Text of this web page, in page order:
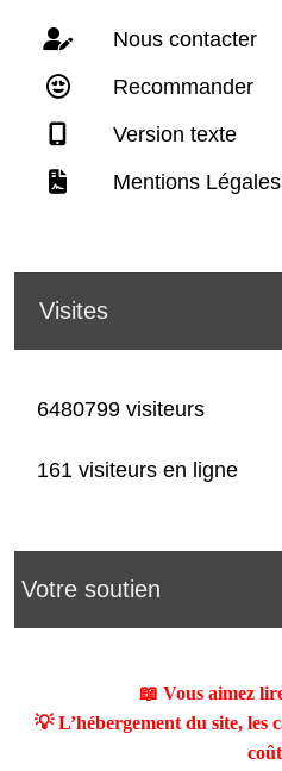
Nous contacter
Recommander
Version texte
Mentions Légales
Visites
6480799 visiteurs
161 visiteurs en ligne
Votre soutien
📖 Vous aimez
💡 L’hébergement du site, les